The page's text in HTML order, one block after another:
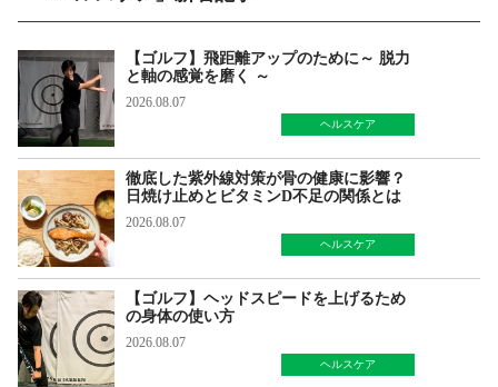
【ゴルフ】飛距離アップのために～ 脱力
と軸の感覚を磨く ～
2026.08.07
ヘルスケア
徹底した紫外線対策が骨の健康に影響？
日焼け止めとビタミンD不足の関係とは
2026.08.07
ヘルスケア
【ゴルフ】ヘッドスピードを上げるため
の身体の使い方
2026.08.07
ヘルスケア